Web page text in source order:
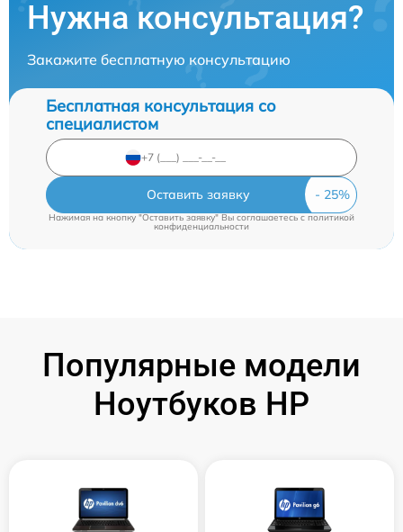
Нужна консультация?
Закажите бесплатную консультацию
Бесплатная консультация со
специалистом
Оставить заявку
Нажимая на кнопку "Оставить заявку" Вы соглашаетесь cполитикой
конфиденциальности
Популярные модели
Ноутбуков HP